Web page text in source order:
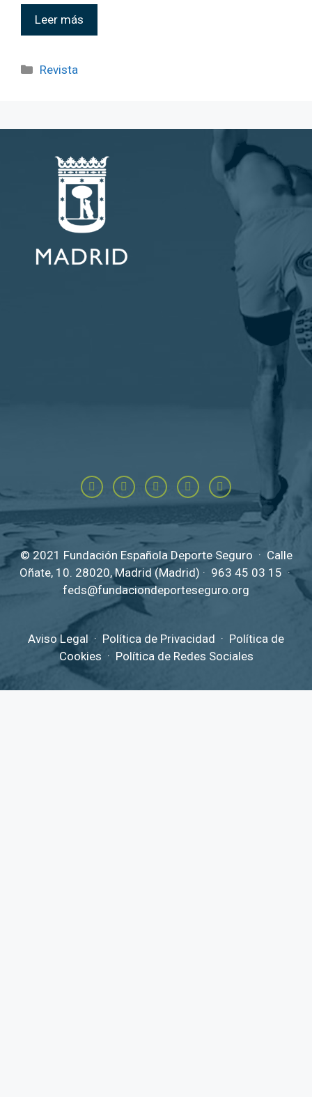
Leer más
Revista
© 2021 Fundación Española Deporte Seguro · Calle
Oñate, 10. 28020, Madrid (Madrid) · 963 45 03 15 ·
feds@fundaciondeporteseguro.org
Aviso Legal · Política de Privacidad · Política de
Cookies · Política de Redes Sociales